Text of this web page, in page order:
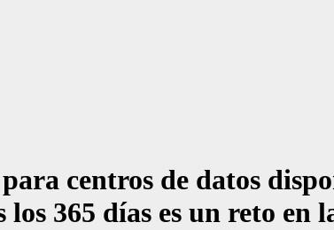
centros de datos
365 días es un reto en